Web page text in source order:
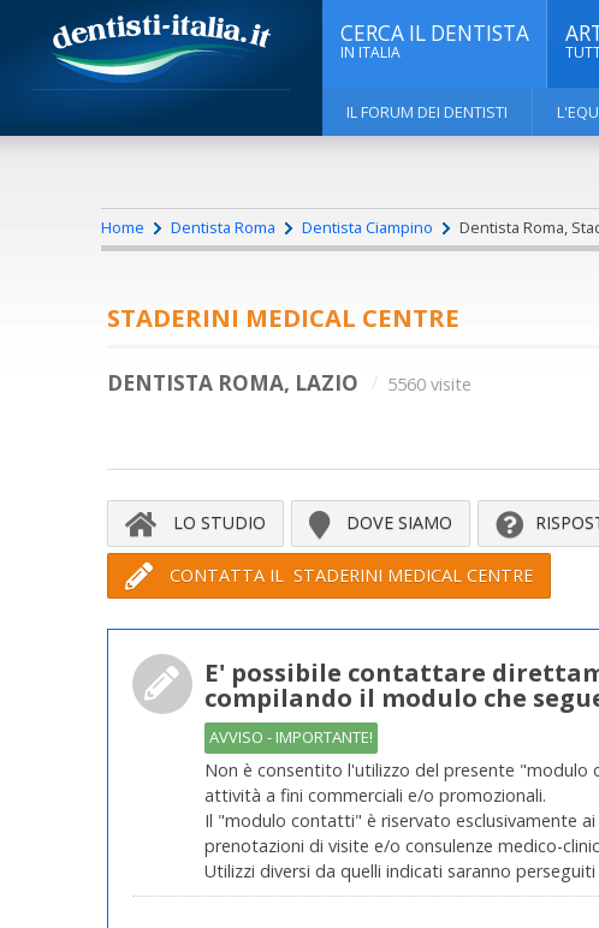
CERCA IL DENTISTA
IN ITALIA
IL FORUM DEI DENTISTI
Home Dentista Roma Dentista Ciampino Dentista Roma,
STADERINI MEDICAL CENTRE
DENTISTA ROMA, LAZIO 5560 visite
LO STUDIO DOVE SIAMO
CONTATTA IL STADERINI MEDICAL CENTRE
E' possibile contattare
compilando il modulo che
AVVISO - IMPORTANTE!
Non è consentito l'utilizzo del presente
attività a fini commerciali e/o promozionali.
Il "modulo contatti" è riservato esclusivamente
prenotazioni di visite e/o consulenze medico-
Utilizzi diversi da quelli indicati saranno